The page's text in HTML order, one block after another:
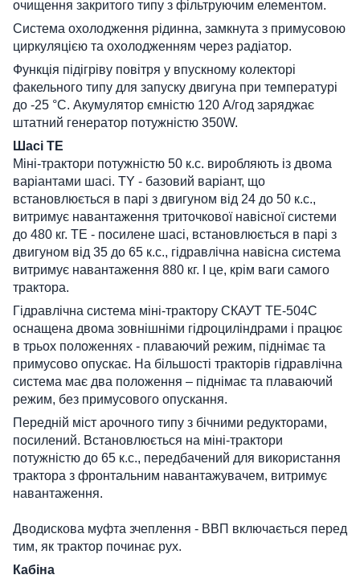
очищення закритого типу з фільтруючим елементом.
Система охолодження рідинна, замкнута з примусовою
циркуляцією та охолодженням через радіатор.
Функція підігріву повітря у впускному колекторі
факельного типу для запуску двигуна при температурі
до -25 °C. Акумулятор ємністю 120 A/год заряджає
штатний генератор потужністю 350W.
Шасі ТE
Міні-трактори потужністю 50 к.с. виробляють із двома
варіантами шасі. TY - базовий варіант, що
встановлюється в парі з двигуном від 24 до 50 к.с.,
витримує навантаження триточкової навісної системи
до 480 кг. ТЕ - посилене шасі, встановлюється в парі з
двигуном від 35 до 65 к.с., гідравлічна навісна система
витримує навантаження 880 кг. І це, крім ваги самого
трактора.
Гідравлічна система міні-трактору СКАУТ TE-504C
оснащена двома зовнішніми гідроциліндрами і працює
в трьох положеннях - плаваючий режим, піднімає та
примусово опускає. На більшості тракторів гідравлічна
система має два положення – піднімає та плаваючий
режим, без примусового опускання.
Передній міст арочного типу з бічними редукторами,
посилений. Встановлюється на міні-трактори
потужністю до 65 к.с., передбачений для використання
трактора з фронтальним навантажувачем, витримує
навантаження.
Дводискова муфта зчеплення - ВВП включається перед
тим, як трактор починає рух.
Кабіна